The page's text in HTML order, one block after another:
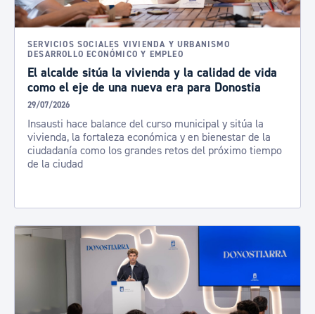
SERVICIOS SOCIALES VIVIENDA Y URBANISMO
DESARROLLO ECONÓMICO Y EMPLEO
El alcalde sitúa la vivienda y la calidad de vida
como el eje de una nueva era para Donostia
29/07/2026
Insausti hace balance del curso municipal y sitúa la
vivienda, la fortaleza económica y en bienestar de la
ciudadanía como los grandes retos del próximo tiempo
de la ciudad